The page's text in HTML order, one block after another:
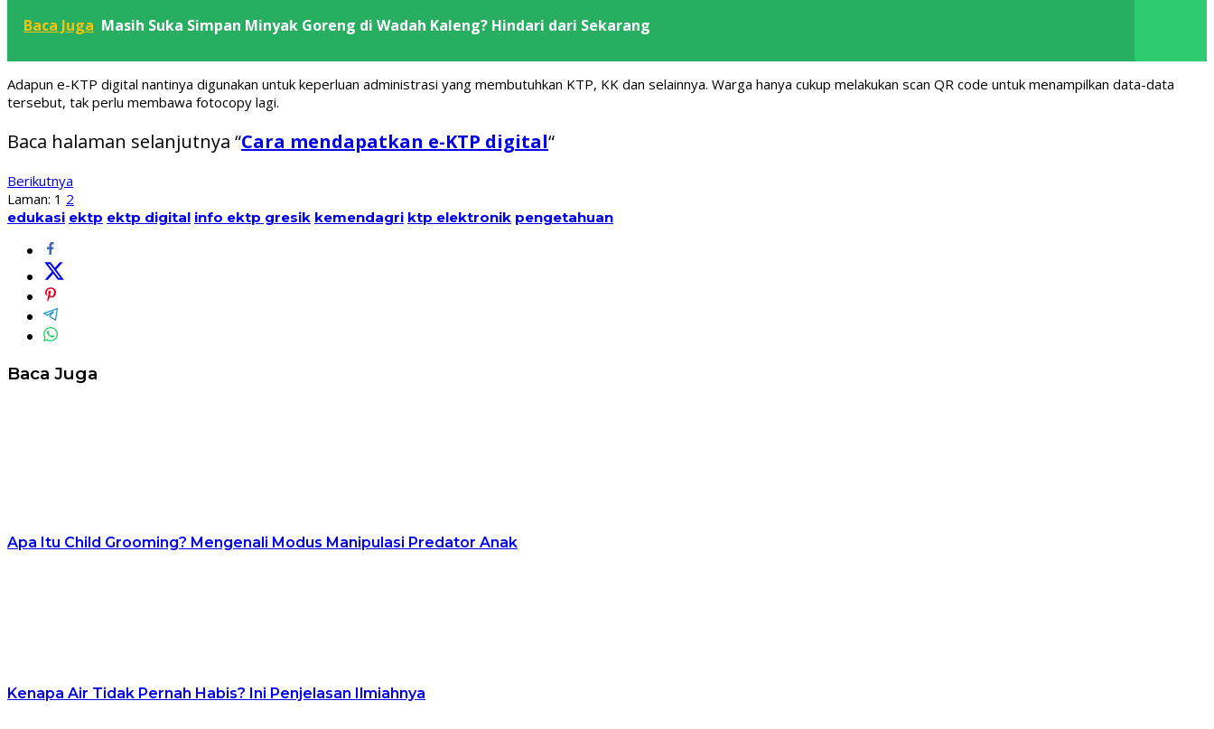
Baca Juga Masih Suka Simpan Minyak Goreng di Wadah Kaleng? Hindari dari Sekarang
Adapun e-KTP digital nantinya digunakan untuk keperluan administrasi yang membutuhkan KTP, KK dan selainnya. Warga hanya cukup melakukan scan QR code untuk menampilkan data-data
tersebut, tak perlu membawa fotocopy lagi.
Baca halaman selanjutnya “Cara mendapatkan e-KTP digital“
Berikutnya
Laman: 1 2
edukasi ektp ektp digital info ektp gresik kemendagri ktp elektronik pengetahuan
Baca Juga
Apa Itu Child Grooming? Mengenali Modus Manipulasi Predator Anak
Kenapa Air Tidak Pernah Habis? Ini Penjelasan Ilmiahnya